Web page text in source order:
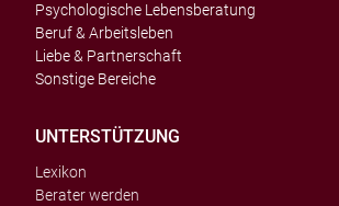
Psychologische Lebensberatung
Beruf & Arbeitsleben
Liebe & Partnerschaft
Sonstige Bereiche
UNTERSTÜTZUNG
Lexikon
Berater werden